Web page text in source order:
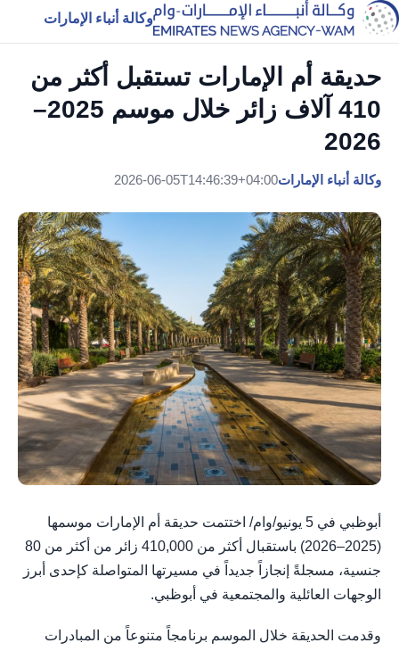
وكالة أنباء الإمارات
حديقة أم الإمارات تستقبل أكثر من
410 آلاف زائر خلال موسم 2025–
2026
وكالة أنباء الإمارات2026-06-05T14:46:39+04:00
أبوظبي في 5 يونيو/وام/ اختتمت حديقة أم الإمارات موسمها
(2025–2026) باستقبال أكثر من 410,000 زائر من أكثر من 80
جنسية، مسجلةً إنجازاً جديداً في مسيرتها المتواصلة كإحدى أبرز
الوجهات العائلية والمجتمعية في أبوظبي.
وقدمت الحديقة خلال الموسم برنامجاً متنوعاً من المبادرات